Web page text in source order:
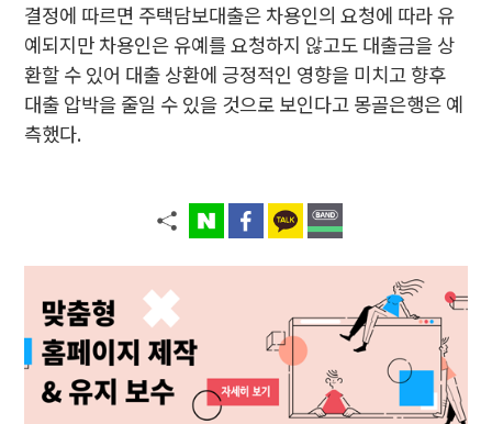
결정에 따르면 주택담보대출은 차용인의 요청에 따라 유
예되지만 차용인은 유예를 요청하지 않고도 대출금을 상
환할 수 있어 대출 상환에 긍정적인 영향을 미치고 향후
대출 압박을 줄일 수 있을 것으로 보인다고 몽골은행은 예
측했다.